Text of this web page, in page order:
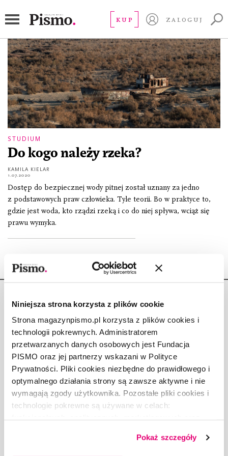
Niniejsza strona korzysta z plików cookie
Strona magazynpismo.pl korzysta z plików cookies i
technologii pokrewnych. Administratorem
przetwarzanych danych osobowych jest Fundacja
PISMO oraz jej partnerzy wskazani w Polityce
Prywatności. Pliki cookies niezbędne do prawidłowego i
optymalnego działania strony są zawsze aktywne i nie
wymagają zgody użytkownika. Pozostałe pliki cookies i
technologie pokrewne są używane w celach:
dobrowolną zgodę na pliki cookies i technologie
pokrewne, zgadzasz się na przechowywanie informacji
Pokaż szczegóły
KUP ZALOGUJ
STUDIUM
Do kogo należy rzeka?
KAMILA KIELAR
1.07.2020
Dostęp do bezpiecznej wody pitnej został uznany za jedno
z podstawowych praw człowieka. Tyle teorii. Bo w praktyce to,
gdzie jest woda, kto rządzi rzeką i co do niej spływa, wciąż się
prawu wymyka.
Copyright © Fundacja Pismo
O „PIŚMIE”